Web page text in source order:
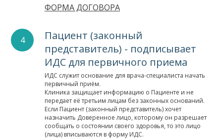
ФОРМА ДОГОВОРА
Пациент (законный
представитель) - подписывает
ИДС для первичного приема
ИДС служит основание для врача-специалиста начать
первичный приём.
Клиника защищает информацию о Пациенте и не
передает её третьим лицам без законных оснований.
Если Пациент (законный представитель) хочет
назначить Доверенное лицо, которому он разрешает
сообщать о состоянии своего здоровья, то это лицо
(лица) вписываются в форму ИДС.